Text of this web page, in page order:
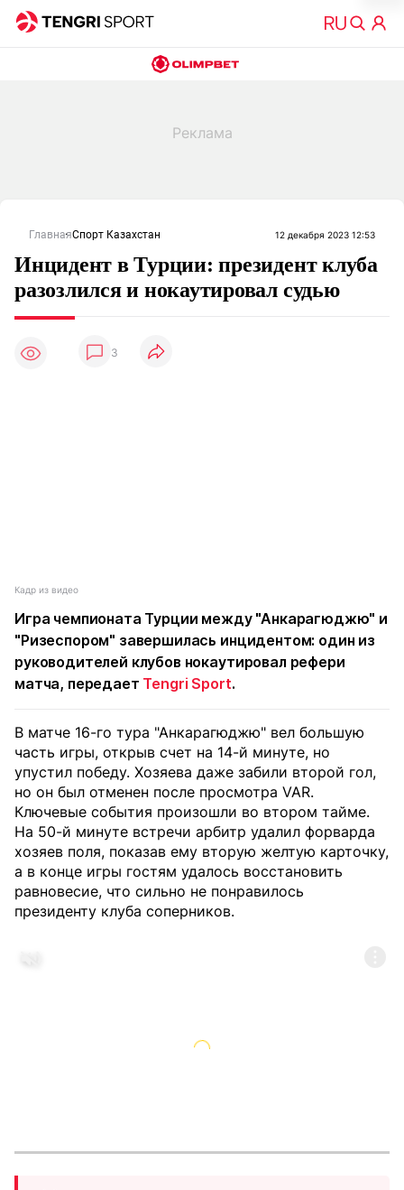
ГлавнаяСпорт Казахстан 12 декабря 2023 12:53
Инцидент в Турции: президент клуба
разозлился и нокаутировал судью
3
Кадр из видео
Игра чемпионата Турции между "Анкарагюджю" и
"Ризеспором" завершилась инцидентом: один из
руководителей клубов нокаутировал рефери
матча, передает Tengri Sport.
В матче 16-го тура "Анкарагюджю" вел большую
часть игры, открыв счет на 14-й минуте, но
упустил победу. Хозяева даже забили второй гол,
но он был отменен после просмотра VAR.
Ключевые события произошли во втором тайме.
На 50-й минуте встречи арбитр удалил форварда
хозяев поля, показав ему вторую желтую карточку,
а в конце игры гостям удалось восстановить
равновесие, что сильно не понравилось
президенту клуба соперников.